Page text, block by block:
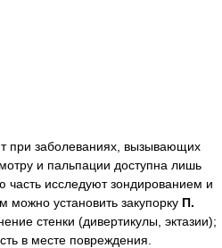
при заболеваниях, вызывающих
и пальпации доступна лишь
часть исследуют зондированием и
можно установить закупорку П.
стенки (дивертикулы, эктазии);
в месте повреждения.